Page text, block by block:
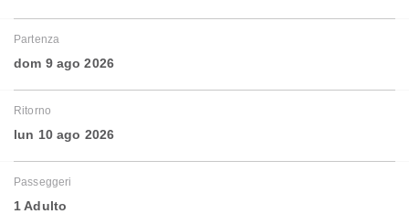
Partenza
dom 9 ago 2026
Ritorno
lun 10 ago 2026
Passeggeri
1 Adulto